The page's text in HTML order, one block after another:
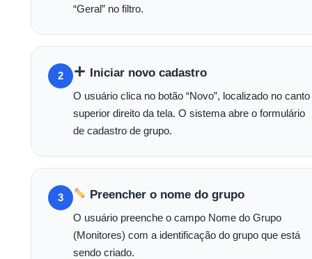
“Geral” no filtro.
2 Iniciar novo cadastro
O usuário clica no botão “Novo”, localizado no canto
superior direito da tela. O sistema abre o formulário
de cadastro de grupo.
3 Preencher o nome do grupo
O usuário preenche o campo Nome do Grupo
(Monitores) com a identificação do grupo que está
sendo criado.